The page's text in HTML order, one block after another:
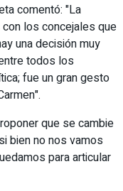
comentó: "La
los concejales que
una decisión muy
todos los
fue un gran gesto
que se cambie
bien no nos vamos
para articular